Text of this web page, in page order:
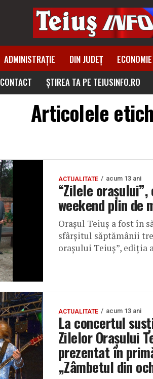
ADMINISTRAȚIE DIN JUDEȚ ECONOMIE
CONTACT
ȘTIREA TA PE TEIUSINFO.RO
Articolele
ACTUALITATE acum 13 ani
“Zilele
weekend plin de
Oraşul Teiuş a fost în
sfârşitul săptămânii
oraşului Teiuş”, ediţia
ACTUALITATE acum 13 ani
La concertul
Zilelor Oraşului
prezentat în
„Zâmbetul din